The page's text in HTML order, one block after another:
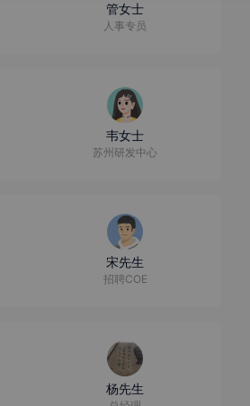
管女士
人事专员
韦女士
苏州研发中心
宋先生
招聘COE
杨先生